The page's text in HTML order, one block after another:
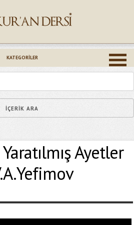
KATEGORILER
Ayetler